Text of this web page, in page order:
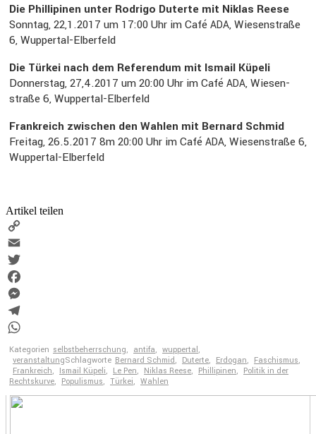
Die Philli­pinen unter Rodrigo Duterte mit Niklas Reese
Sonntag, 22,1.2017 um 17:00 Uhr im Café ADA, Wiesen­straße
6, Wuppertal-Elber­feld
Die Türkei nach dem Referendum mit Ismail Küpeli
Donnerstag, 27,4.2017 um 20:00 Uhr im Café ADA, Wiesen­
straße 6, Wuppertal-Elber­feld
Frank­reich zwischen den Wahlen mit Bernard Schmid
Freitag, 26.5.2017 8m 20:00 Uhr im Café ADA, Wiesen­straße 6,
Wuppertal-Elber­feld
Artikel teilen
Copy
Link
Email
Twitter
Facebook
Messenger
Telegram
WhatsApp
Kategorien selbstbeherrschung, antifa, wuppertal,
veranstaltungSchlagworte Bernard Schmid, Duterte, Erdogan, Faschismus,
Frankreich, Ismail Küpeli, Le Pen, Niklas Reese, Phillipinen, Politik in der
Rechtskurve, Populismus, Türkei, Wahlen